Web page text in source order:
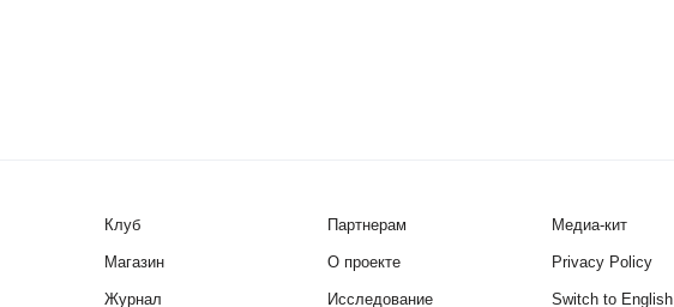
Клуб
Магазин
Журнал
Партнерам
О проекте
Исследование
Медиа-кит
Privacy Policy
Switch to English